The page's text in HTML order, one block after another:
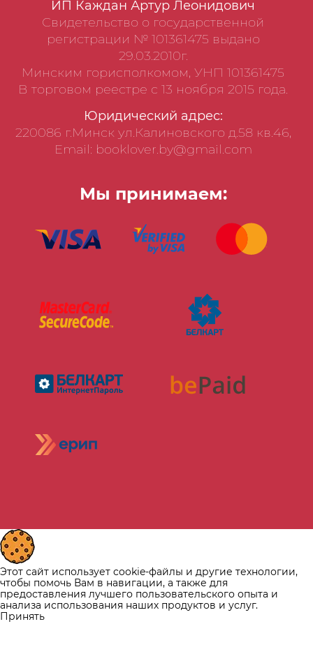
ИП Каждан Артур Леонидович
Свидетельство о государственной
регистрации № 101361475 выдано
29.03.2010г.
Минским горисполкомом, УНП 101361475
В торговом реестре с 13 ноября 2015 года.
Юридический адрес:
220086 г.Минск ул.Калиновского д.58 кв.46,
Email: booklover.by@gmail.com
Мы принимаем:
Этот сайт использует cookie-файлы и другие технологии,
чтобы помочь Вам в навигации, а также для
предоставления лучшего пользовательского опыта и
анализа использования наших продуктов и услуг.
Принять